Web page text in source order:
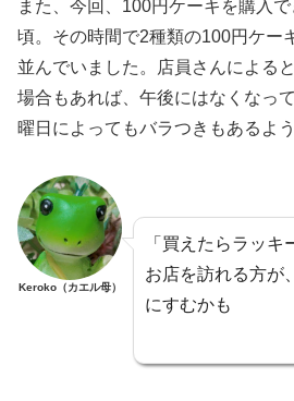
また、今回、100円ケーキを購入
頃。その時間で2種類の100円ケー
並んでいました。店員さんによる
場合もあれば、午後にはなくなっ
曜日によってもバラつきもあるよう
Keroko（カエル母）
「買えたらラッ
お店を訪れる方が
にすむかも